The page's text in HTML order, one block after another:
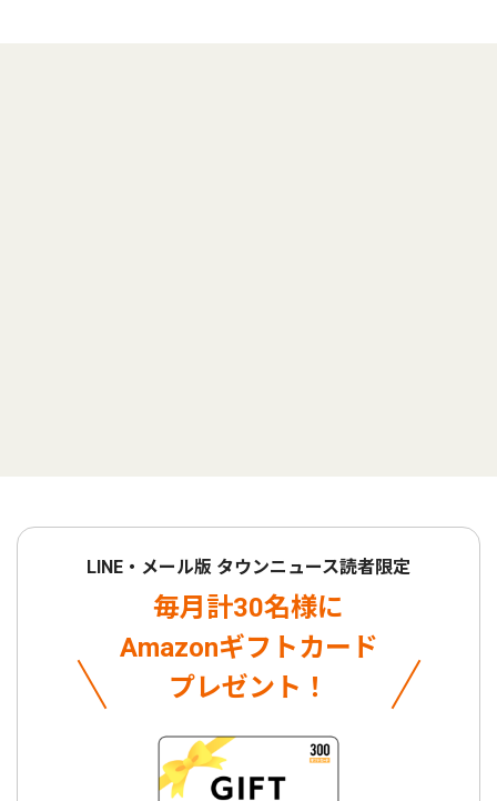
LINE・メール版 タウンニュース読者限定
毎月計30名様に
Amazonギフトカード
プレゼント！